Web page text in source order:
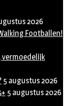
2026
Footballen!
vermoedelijk
5 augustus 2026
5 augustus 2026